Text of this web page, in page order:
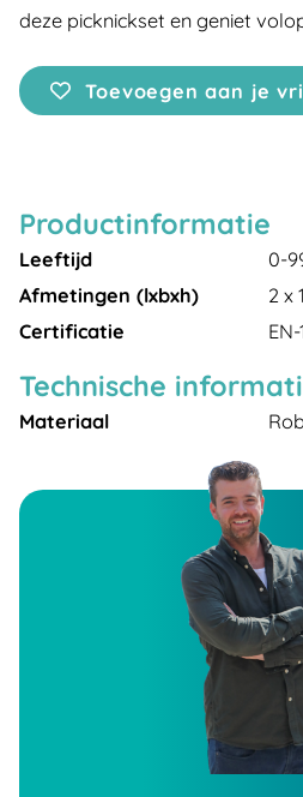
deze picknickset en geniet
Toevoegen aan je
Productinformatie
Leeftijd
0-
Afmetingen (lxbxh)
2 x
Certificatie
EN-
Technische
Materiaal